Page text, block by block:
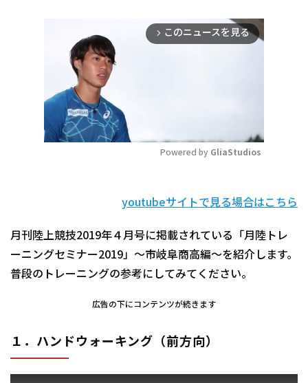
arrow_forward_ios このニュースを見る
Powered by GliaStudios
youtubeサイトで見る場合はこちら
月刊陸上競技2019年４月号に掲載されている「月陸トレ
ーニングセミナー2019」～市岐阜商高編～を紹介します。
普段のトレーニングの参考にしてみてください。
広告の下にコンテンツが続きます
１．ハンドウォーキング（前方向）